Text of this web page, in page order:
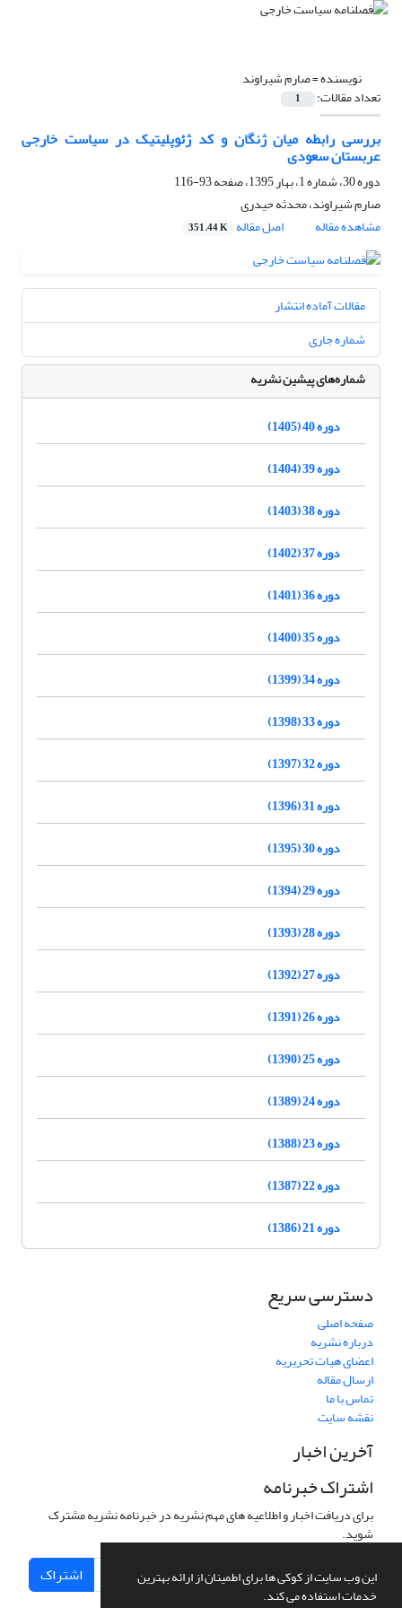
این وب سایت از کوکی ها برای اطمینان از ارائه بهترین
خدمات استفاده می کند.
نویسنده =صارم شیراوند
تعداد مقالات: 1
بررسی رابطه میان ژنگان و کد ژئوپلیتیک در سیاست خارجی
عربستان سعودی
دوره 30، شماره 1، بهار 1395، صفحه
93-116
صارم شیراوند، محدثه حیدری
مشاهده مقاله
اصل مقاله 351.44 K
مقالات آماده انتشار
شماره جاری
شماره‌های پیشین نشریه
دوره 40 (1405)
دوره 39 (1404)
دوره 38 (1403)
دوره 37 (1402)
دوره 36 (1401)
دوره 35 (1400)
دوره 34 (1399)
دوره 33 (1398)
دوره 32 (1397)
دوره 31 (1396)
دوره 30 (1395)
دوره 29 (1394)
دوره 28 (1393)
دوره 27 (1392)
دوره 26 (1391)
دوره 25 (1390)
دوره 24 (1389)
دوره 23 (1388)
دوره 22 (1387)
دوره 21 (1386)
دسترسی سریع
صفحه اصلی
درباره نشریه
اعضای هیات تحریریه
ارسال مقاله
تماس با ما
نقشه سایت
آخرین اخبار
اشتراک خبرنامه
برای دریافت اخبار و اطلاعیه های مهم نشریه در خبرنامه نشریه مشترک
شوید.
اشتراک